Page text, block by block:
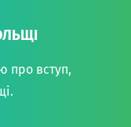
про вступ,